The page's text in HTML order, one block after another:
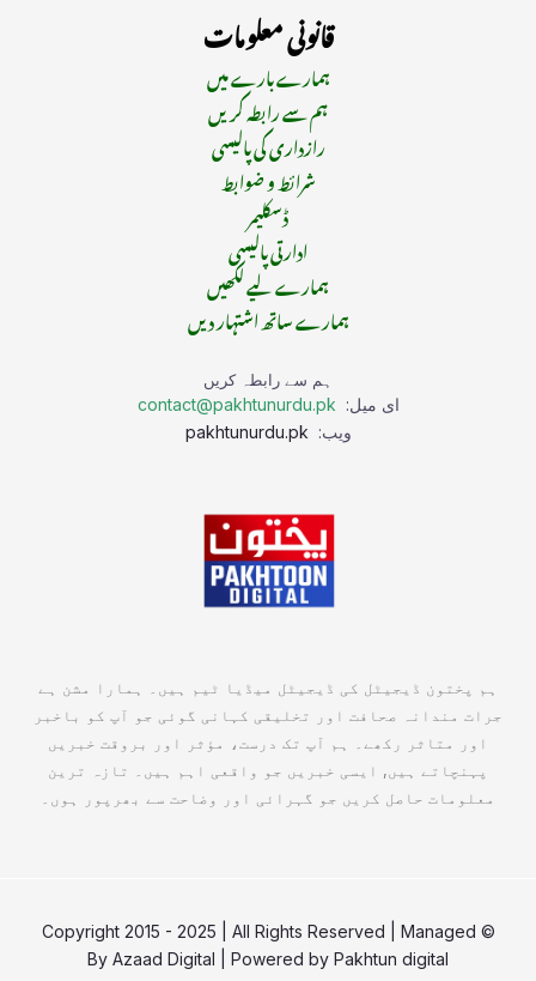
قانونی معلومات
ہمارے بارے میں
ہم سے رابطہ کریں
رازداری کی پالیسی
شرائط و ضوابط
ڈسکلیمر
ادارتی پالیسی
ہمارے لیے لکھیں
ہمارے ساتھ اشتہار دیں
ہم سے رابطہ کریں
ای میل: contact@pakhtunurdu.pk
ویب:
ہم پختون ڈیجیٹل کی ڈیجیٹل میڈیا ٹیم ہیں۔ ہمارا مشن ہے
جرات مندانہ صحافت اور تخلیقی کہانی گوئی جو آپ کو باخبر
اور متاثر رکھے۔ ہم آپ تک درست، مؤثر اور بروقت خبریں
پہنچاتے ہیں, ایسی خبریں جو واقعی اہم ہیں۔ تازہ ترین
معلومات حاصل کریں جو گہرائی اور وضاحت سے بھرپور ہوں۔
© Copyright 2015 - 2025 | All Rights Reserved | Managed
By Azaad Digital | Powered by Pakhtun digital